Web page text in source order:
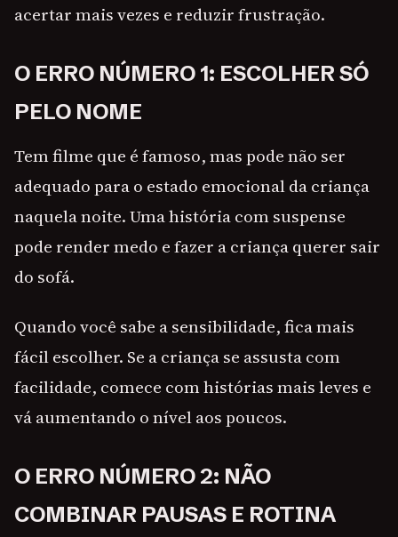
acertar mais vezes e reduzir frustração.
O ERRO NÚMERO 1: ESCOLHER SÓ
PELO NOME
Tem filme que é famoso, mas pode não ser
adequado para o estado emocional da criança
naquela noite. Uma história com suspense
pode render medo e fazer a criança querer sair
do sofá.
Quando você sabe a sensibilidade, fica mais
fácil escolher. Se a criança se assusta com
facilidade, comece com histórias mais leves e
vá aumentando o nível aos poucos.
O ERRO NÚMERO 2: NÃO
COMBINAR PAUSAS E ROTINA